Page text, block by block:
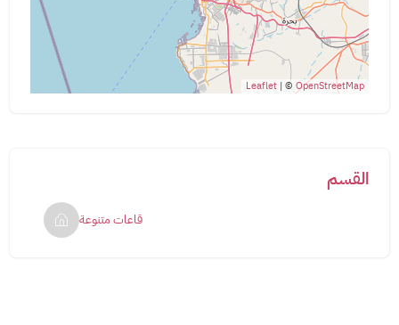
Leaflet | ©OpenStreetMap
القسم
قاعات متنوعة